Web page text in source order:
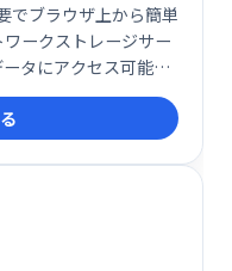
でブラウザ上から簡単
ークストレージサー
タにアクセス可能
管理を実現します。